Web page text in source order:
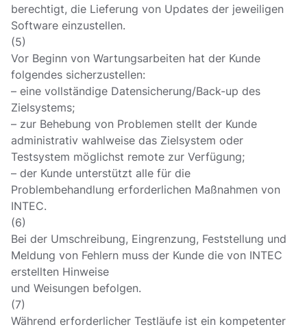
berechtigt, die Lieferung von Updates der jeweiligen
Software einzustellen.
(5)
Vor Beginn von Wartungsarbeiten hat der Kunde
folgendes sicherzustellen:
– eine vollständige Datensicherung/Back-up des
Zielsystems;
– zur Behebung von Problemen stellt der Kunde
administrativ wahlweise das Zielsystem oder
Testsystem möglichst remote zur Verfügung;
– der Kunde unterstützt alle für die
Problembehandlung erforderlichen Maßnahmen von
INTEC.
(6)
Bei der Umschreibung, Eingrenzung, Feststellung und
Meldung von Fehlern muss der Kunde die von INTEC
erstellten Hinweise
und Weisungen befolgen.
(7)
Während erforderlicher Testläufe ist ein kompetenter